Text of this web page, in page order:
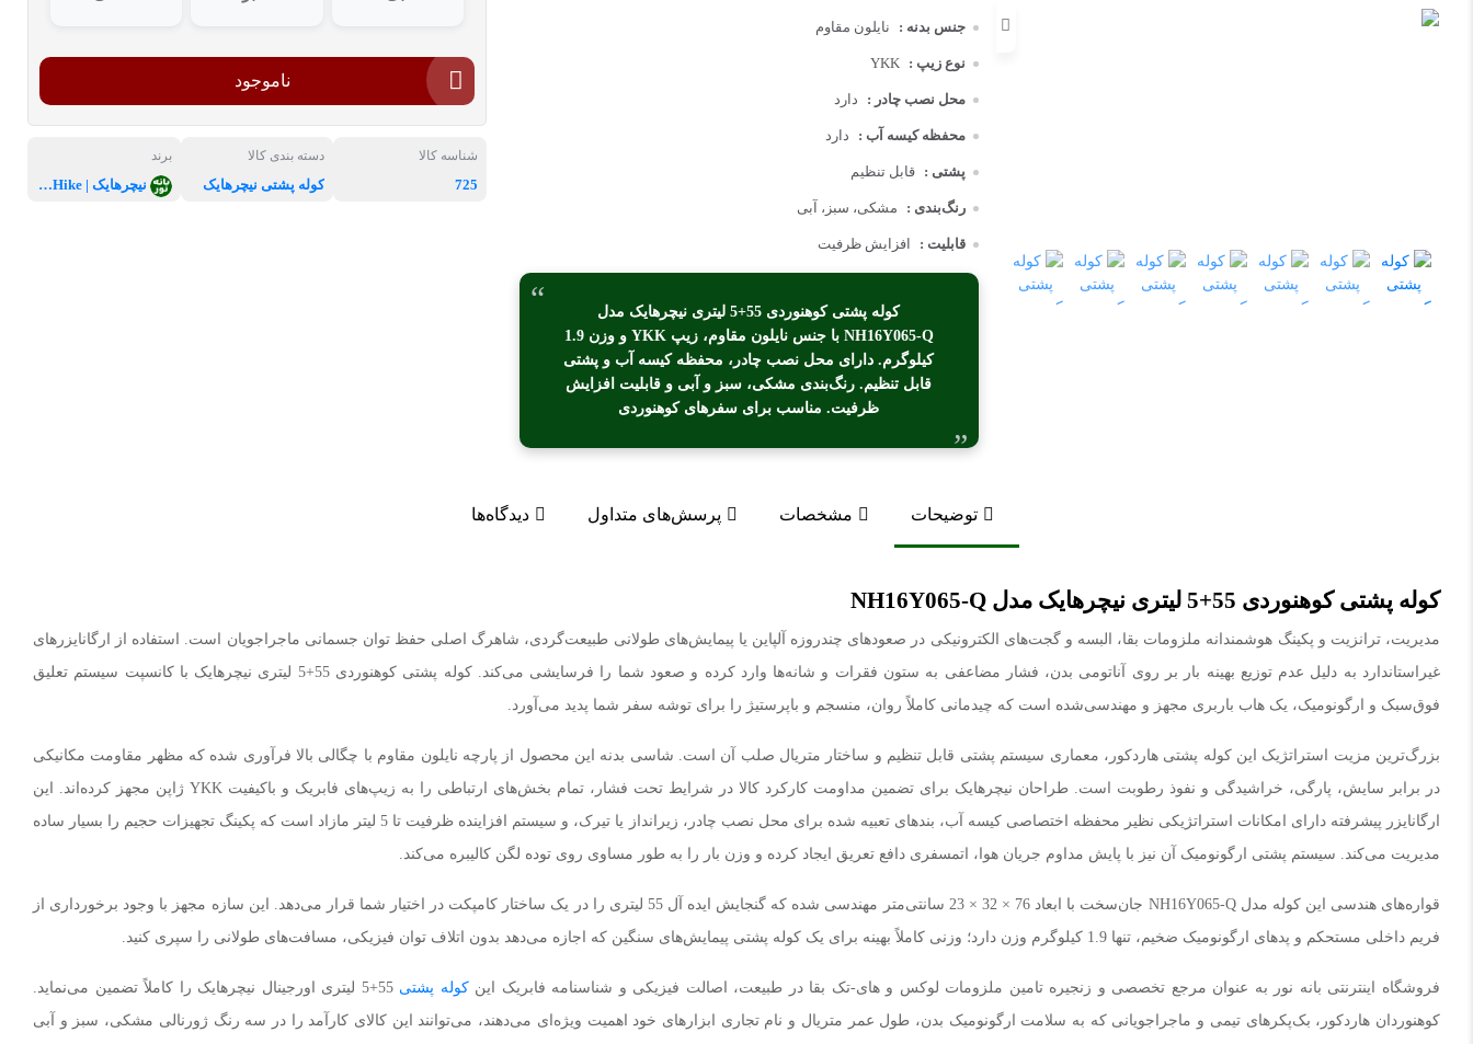
جنس بدنه : نایلون مقاوم
نوع زیپ : YKK
محل نصب چادر : دارد
محفظه کیسه آب : دارد
پشتی : قابل تنظیم
رنگ‌بندی : مشکی، سبز، آبی
قابلیت : افزایش ظرفیت
کوله پشتی کوهنوردی 55+5 لیتری نیچرهایک مدل
NH16Y065-Q با جنس نایلون مقاوم، زیپ YKK و وزن 1.9
کیلوگرم. دارای محل نصب چادر، محفظه کیسه آب و پشتی
قابل تنظیم. رنگ‌بندی مشکی، سبز و آبی و قابلیت افزایش
ظرفیت. مناسب برای سفرهای کوهنوردی
ناموجود
شناسه کالا
725
دسته بندی کالا
کوله پشتی نیچرهایک
برند
نیچرهایک | NatureHike
توضیحات مشخصات پرسش‌های متداول دیدگاه‌ها
کوله پشتی کوهنوردی 55+5 لیتری نیچرهایک مدل NH16Y065-Q
مدیریت، ترانزیت و پکینگ هوشمندانه ملزومات بقا، البسه و گجت‌های الکترونیکی در صعودهای چندروزه آلپاین یا پیمایش‌های طولانی طبیعت‌گردی، شاهرگ اصلی حفظ توان جسمانی ماجراجویان است. استفاده از ارگانایزرهای
غیراستاندارد به دلیل عدم توزیع بهینه بار بر روی آناتومی بدن، فشار مضاعفی به ستون فقرات و شانه‌ها وارد کرده و صعود شما را فرسایشی می‌کند. کوله پشتی کوهنوردی 55+5 لیتری نیچرهایک با کانسپت سیستم تعلیق
فوق‌سبک و ارگونومیک، یک هاب باربری مجهز و مهندسی‌شده است که چیدمانی کاملاً روان، منسجم و باپرستیژ را برای توشه سفر شما پدید می‌آورد.
بزرگ‌ترین مزیت استراتژیک این کوله پشتی هاردکور، معماری سیستم پشتی قابل تنظیم و ساختار متریال صلب آن است. شاسی بدنه این محصول از پارچه نایلون مقاوم با چگالی بالا فرآوری شده که مظهر مقاومت مکانیکی
در برابر سایش، پارگی، خراشیدگی و نفوذ رطوبت است. طراحان نیچرهایک برای تضمین مداومت کارکرد کالا در شرایط تحت فشار، تمام بخش‌های ارتباطی را به زیپ‌های فابریک و باکیفیت YKK ژاپن مجهز کرده‌اند. این
ارگانایزر پیشرفته دارای امکانات استراتژیکی نظیر محفظه اختصاصی کیسه آب، بندهای تعبیه شده برای محل نصب چادر، زیرانداز یا تیرک، و سیستم افزاینده ظرفیت تا 5 لیتر مازاد است که پکینگ تجهیزات حجیم را بسیار ساده
مدیریت می‌کند. سیستم پشتی ارگونومیک آن نیز با پایش مداوم جریان هوا، اتمسفری دافع تعریق ایجاد کرده و وزن بار را به طور مساوی روی توده لگن کالیبره می‌کند.
قواره‌های هندسی این کوله مدل NH16Y065-Q جان‌سخت با ابعاد 76 × 32 × 23 سانتی‌متر مهندسی شده که گنجایش ایده آل 55 لیتری را در یک ساختار کامپکت در اختیار شما قرار می‌دهد. این سازه مجهز با وجود برخورداری از
فریم داخلی مستحکم و پدهای ارگونومیک ضخیم، تنها 1.9 کیلوگرم وزن دارد؛ وزنی کاملاً بهینه برای یک کوله پشتی پیمایش‌های سنگین که اجازه می‌دهد بدون اتلاف توان فیزیکی، مسافت‌های طولانی را سپری کنید.
فروشگاه اینترنتی بانه نور به عنوان مرجع تخصصی و زنجیره تامین ملزومات لوکس و های-تک بقا در طبیعت، اصالت فیزیکی و شناسنامه فابریک اینکوله پشتی
55+5 لیتری اورجینال نیچرهایک را کاملاً تضمین می‌نماید.
کوهنوردان هاردکور، بک‌پکرهای تیمی و ماجراجویانی که به سلامت ارگونومیک بدن، طول عمر متریال و نام تجاری ابزارهای خود اهمیت ویژه‌ای می‌دهند، می‌توانند این کالای کارآمد را در سه رنگ ژورنالی مشکی، سبز و آبی